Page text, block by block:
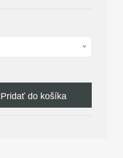
Pridať do košíka